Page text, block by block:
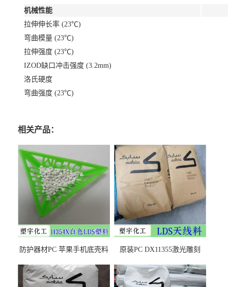
机械性能
拉伸伸长率 (23℃)
弯曲模量 (23℃)
拉伸强度 (23℃)
IZOD缺口冲击强度 (3.2mm)
洛氏硬度
弯曲强度 (23℃)
相关产品：
防护器材PC 苹果手机底壳料
之忧
原装PC DX11355激光雕刻